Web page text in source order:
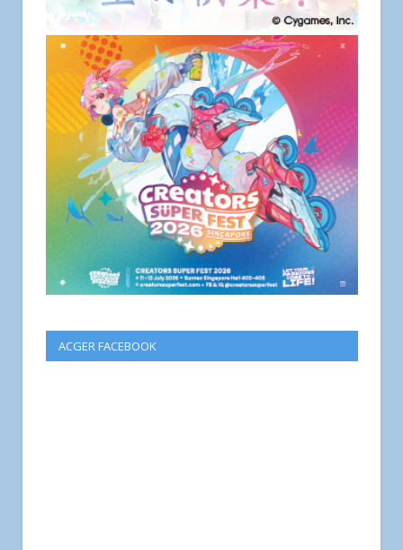
ACGER FACEBOOK